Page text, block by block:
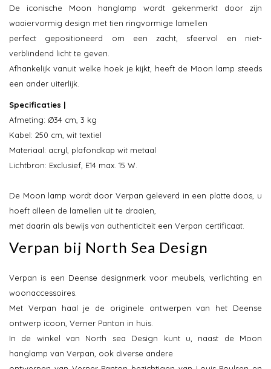
De iconische Moon hanglamp wordt gekenmerkt door zijn
waaiervormig design met tien ringvormige lamellen
perfect gepositioneerd om een zacht, sfeervol en niet-
verblindend licht te geven.
Afhankelijk vanuit welke hoek je kijkt, heeft de Moon lamp steeds
een ander uiterlijk.
Specificaties |
Afmeting: Ø34 cm, 3 kg
Kabel: 250 cm, wit textiel
Materiaal: acryl, plafondkap wit metaal
Lichtbron: Exclusief, E14 max. 15 W.
De Moon lamp wordt door Verpan geleverd in een platte doos, u
hoeft alleen de lamellen uit te draaien,
met daarin als bewijs van authenticiteit een Verpan certificaat.
Verpan bij North Sea Design
Verpan is een Deense designmerk voor meubels, verlichting en
woonaccessoires.
Met Verpan haal je de originele ontwerpen van het Deense
ontwerp icoon, Verner Panton in huis.
In de winkel van North sea Design kunt u, naast de Moon
hanglamp van Verpan, ook diverse andere